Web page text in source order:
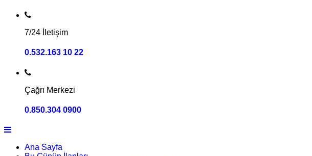
7/24 İletişim
0.532.163 10 22
Çağrı Merkezi
0.850.304 0900
Ana Sayfa